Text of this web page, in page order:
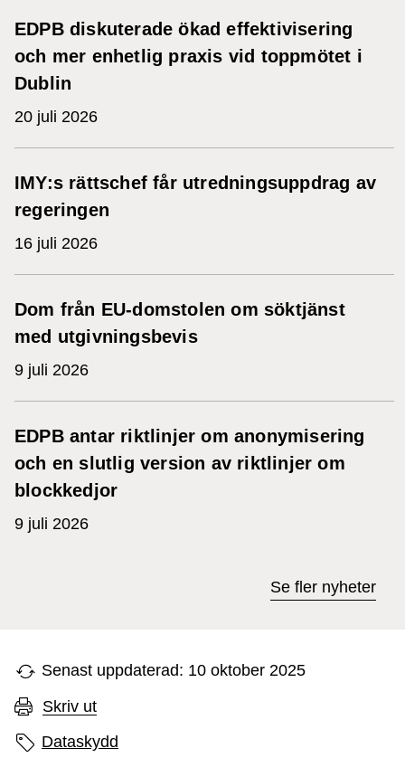
EDPB diskuterade ökad effektivisering
och mer enhetlig praxis vid toppmötet i
Dublin
20 juli 2026
IMY:s rättschef får utredningsuppdrag av
regeringen
16 juli 2026
Dom från EU-domstolen om söktjänst
med utgivningsbevis
9 juli 2026
EDPB antar riktlinjer om anonymisering
och en slutlig version av riktlinjer om
blockkedjor
9 juli 2026
Se fler nyheter
Senast uppdaterad: 10 oktober 2025
Skriv ut
Sidans etiketter
Dataskydd